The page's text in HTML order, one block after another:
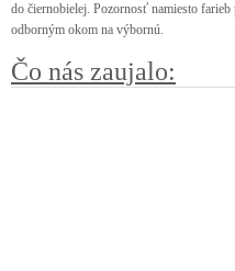
do čiernobielej. Pozornosť namiesto
odborným okom na výbornú.
Čo nás zaujalo: